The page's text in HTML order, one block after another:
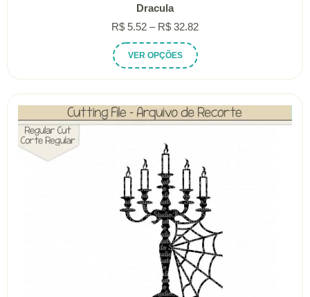
Dracula
R$ 5.52 – R$ 32.82Faixa
através
R$ 32.82
VER OPÇÕES
produto
tem
várias
variantes.
As
ser
escolhidas
na
página
do
produto